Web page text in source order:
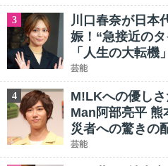
3
川口春奈が日本
娠！“急接近の
「人生の大転機」
芸能
4
M!LKへの優し
Man阿部亮平 熊
災者への驚きの
芸能